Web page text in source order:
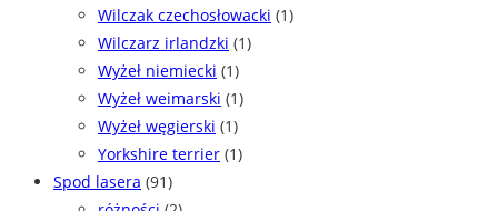
Wilczak czechosłowacki (1)
Wilczarz irlandzki (1)
Wyżeł niemiecki (1)
Wyżeł weimarski (1)
Wyżeł węgierski (1)
Yorkshire terrier (1)
Spod lasera (91)